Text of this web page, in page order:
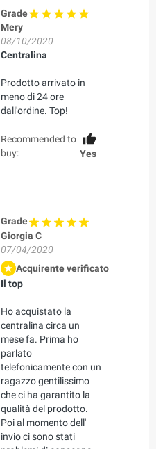
Grade
Mery
08/10/2020
Centralina
Prodotto arrivato in
meno di 24 ore
dall'ordine. Top!
Recommended to
buy:
Yes
Grade
Giorgia C
07/04/2020
Acquirente verificato
Il top
Ho acquistato la
centralina circa un
mese fa. Prima ho
parlato
telefonicamente con un
ragazzo gentilissimo
che ci ha garantito la
qualità del prodotto.
Poi al momento dell'
invio ci sono stati